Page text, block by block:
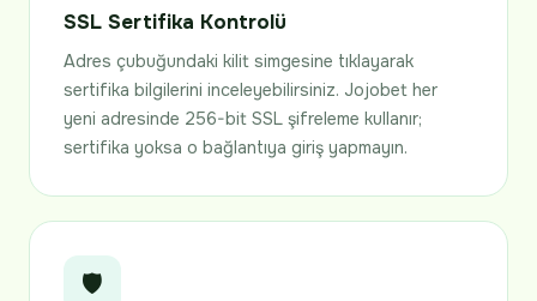
SSL Sertifika Kontrolü
Adres çubuğundaki kilit simgesine tıklayarak
sertifika bilgilerini inceleyebilirsiniz. Jojobet her
yeni adresinde 256-bit SSL şifreleme kullanır;
sertifika yoksa o bağlantıya giriş yapmayın.
🛡️